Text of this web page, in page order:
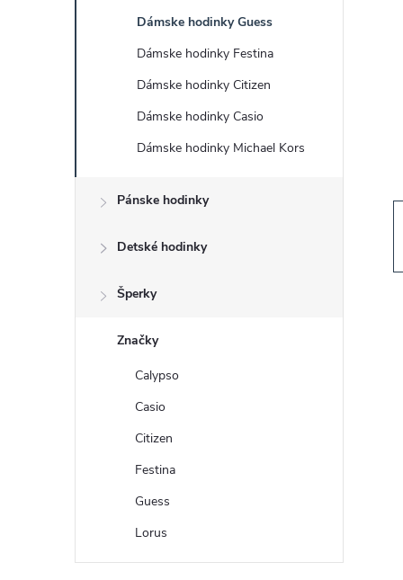
a
Dámske hodinky Guess
Dámske hodinky Festina
Dámske hodinky Citizen
Dámske hodinky Casio
Dámske hodinky Michael Kors
Pánske hodinky
Detské hodinky
Šperky
Značky
Calypso
Casio
Citizen
Festina
Guess
Lorus